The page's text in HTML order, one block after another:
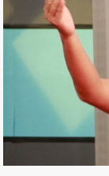
國民黨要打
是證明自己
16 Oct, 2015